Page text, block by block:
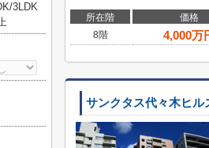
所在階
価格
8階
4,000万
サンクタス代々木ヒル
3LDK